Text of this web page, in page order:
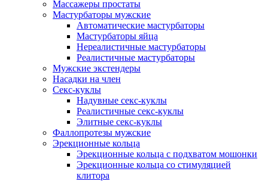
Массажеры простаты
Мастурбаторы мужские
Автоматические мастурбаторы
Мастурбаторы яйца
Нереалистичные мастурбаторы
Реалистичные мастурбаторы
Мужские экстендеры
Насадки на член
Секс-куклы
Надувные секс-куклы
Реалистичные секс-куклы
Элитные секс-куклы
Фаллопротезы мужские
Эрекционные кольца
Эрекционные кольца с подхватом мошонки
Эрекционные кольца со стимуляцией
клитора